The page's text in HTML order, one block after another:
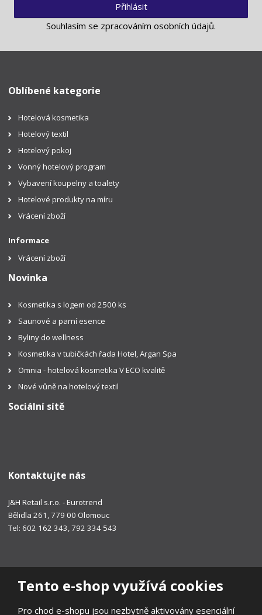
Tento e-shop využívá cookies
Pro chod e-shopu jsou nezbytně aktivovány esenciální
Přihlásit
Souhlasím se zpracováním osobních údajů.
Oblíbené kategorie
Hotelová kosmetika
Hotelový textil
Hotelový pokoj
Vonný hotelový program
Vybavení koupelny a toalety
Hotelové produkty na míru
Vrácení zboží
Informace
Vrácení zboží
Novinka
Kosmetika s logem od 2500 ks
Saunové a parní esence
Byliny do wellness
Kosmetika v tubičkách řada Hotel, Argan Spa
Omnia - hotelová kosmetika V ECO kvalitě
Nové vůně na hotelový textil
Sociální sítě
Kontaktujte nás
J&H Retail s.r.o. - Eurotrend
Bělidla 261, 779 00 Olomouc
Tel: 602 162 343, 792 334 543